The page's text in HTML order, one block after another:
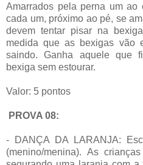
Amarrados pela perna um ao
cada um, próximo ao pé, se
devem tentar pisar na
medida que as bexigas vão
saindo. Ganha aquele que
bexiga sem estourar.
Valor: 5 pontos
PROVA 08:
- DANÇA DA LARANJA:
(menino/menina). As